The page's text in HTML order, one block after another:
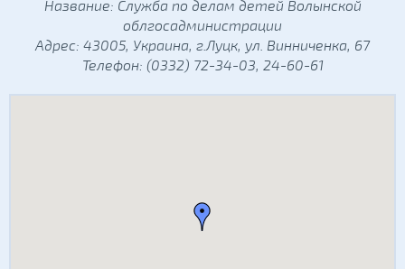
Название: Служба по делам детей Волынской
облгосадминистрации
Адрес: 43005, Украина, г.Луцк, ул. Винниченка, 67
Телефон: (0332) 72-34-03, 24-60-61